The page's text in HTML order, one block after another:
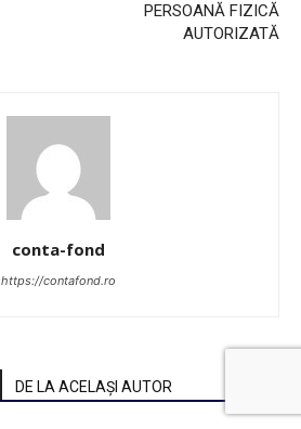
PERSOANĂ FIZICĂ
AUTORIZATĂ
conta-fond
https://contafond.ro
DE LA ACELAȘI AUTOR